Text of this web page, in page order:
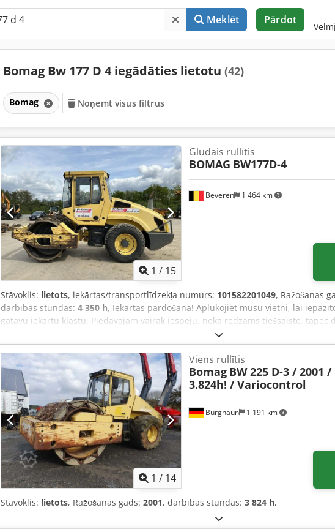
Meklēt Pārdot
Bomag Bw 177 D 4 iegādāties lietotu (42)
Bomag Noņemt visus filtrus
1 / 15
Beveren 1 464 km
Gludais rullītis
BOMAG BW177D-4
Stāvoklis: lietots, iekārtas/transportlīdzekļa numurs: 101582201049, Ražošanas
darbības stundas: 4 350 h, Iekārtas pārdošanā! Aplūkojiet mūsu vietni, lai
gatavu iekārtu klāstu. Piedāvājam vairāk iespēju, nekā redzams tiešsaistē, tāpēc
e-pastu jebkurā laikā. Visas mūsu iekārtas ir pilnībā apkalpotas un pārbaudītas
attēli? Sazinieties ar mums, un mēs tos drīz vien nosūtīsim. Cjdozblb Ujpfx
holandiešu, angļu, franču, vācu, spāņu un krievu valodā. Atklājiet mūsu plašo
1 / 14
Burghaun 1 191 km
Viens rullītis
Bomag BW 225 D-3 / 2001
3.824h! / Variocontrol
Stāvoklis: lietots, Ražošanas gads: 2001, darbības stundas: 3 824 h,